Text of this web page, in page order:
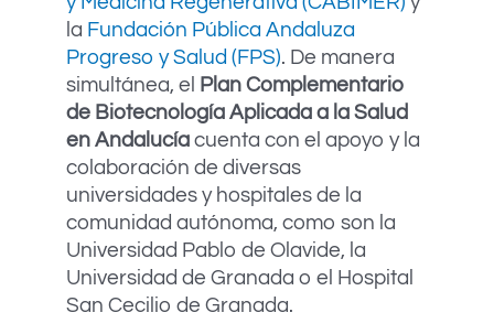
la Fundación Pública Andaluza
Progreso y Salud (FPS). De manera
simultánea, el Plan Complementario
de Biotecnología Aplicada a la Salud
en Andalucía cuenta con el apoyo y la
colaboración de diversas
universidades y hospitales de la
comunidad autónoma, como son la
Universidad Pablo de Olavide, la
Universidad de Granada o el Hospital
San Cecilio de Granada.